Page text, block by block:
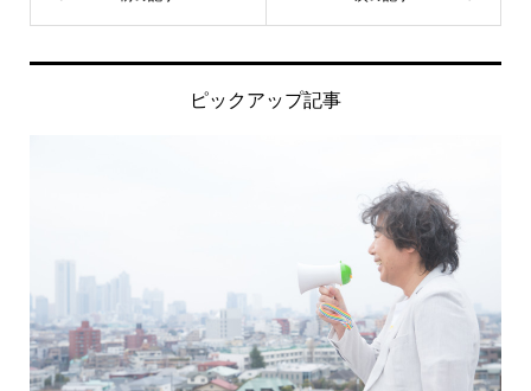
ピックアップ記事